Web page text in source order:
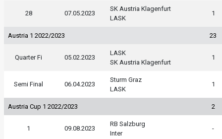
28 07.05.2023
SK Austria Klagenfurt
LASK
1
Austria 1 2022/2023 23
Quarter Fi 05.02.2023
LASK
SK Austria Klagenfurt
1
Semi Final 06.04.2023
Sturm Graz
LASK
1
Austria Cup 1 2022/2023 2
1 09.08.2023
RB Salzburg
Inter
-